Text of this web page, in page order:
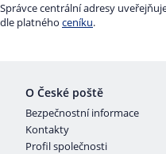
Správce centrální adresy
dle platného ceníku.
O České poště
Bezpečnostní informace
Kontakty
Profil společnosti